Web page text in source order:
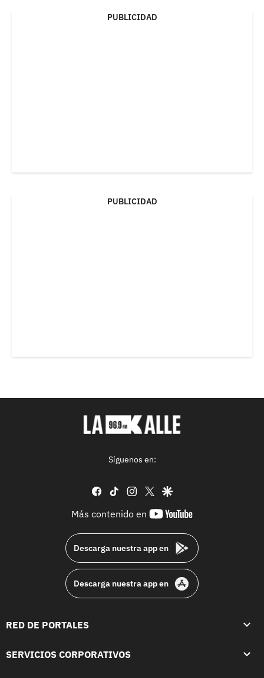
PUBLICIDAD
PUBLICIDAD
Síguenos en:
facebook
tiktok instagram
twittergoogle
Más contenido en
youtube-
Descarga nuestra app en
Descarga nuestra app en
RED DE PORTALES
SERVICIOS CORPORATIVOS